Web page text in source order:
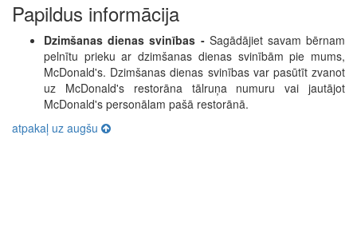
Papildus informācija
Dzimšanas dienas svinības - Sagādājiet savam bērnam
pelnītu prieku ar dzimšanas dienas svinībām pie mums,
McDonald's. Dzimšanas dienas svinības var pasūtīt zvanot
uz McDonald's restorāna tālruņa numuru vai jautājot
McDonald's personālam pašā restorānā.
atpakaļ uz augšu